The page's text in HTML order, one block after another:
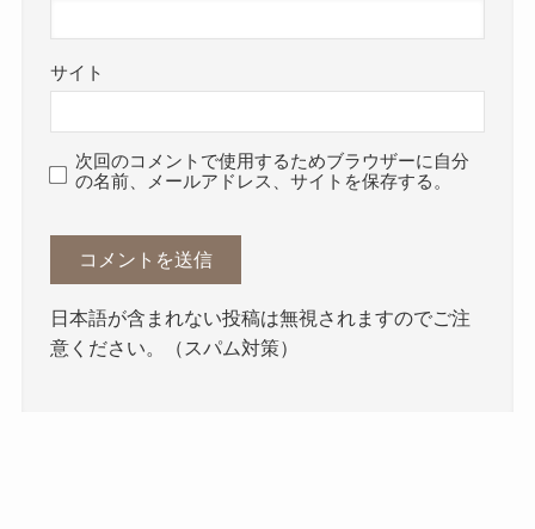
サイト
次回のコメントで使用するためブラウザーに自分
の名前、メールアドレス、サイトを保存する。
日本語が含まれない投稿は無視されますのでご注
意ください。（スパム対策）